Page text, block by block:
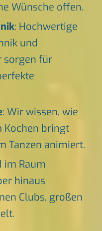
Wünsche offen.
: Hochwertige
und
sorgen für
: Wir wissen, wie
Kochen bringt
Tanzen animiert.
im Raum
hinaus
Clubs, großen